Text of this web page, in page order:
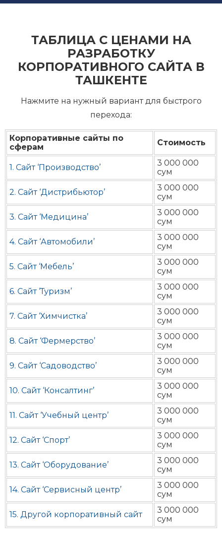
ТАБЛИЦА С ЦЕНАМИ НА
РАЗРАБОТКУ
КОРПОРАТИВНОГО САЙТА В
ТАШКЕНТЕ
Нажмите на нужный вариант для быстрого
перехода:
Корпоративные сайты по
сферам
Стоимость
1. Сайт ‘Производство’
3 000 000
сум
2. Сайт ‘Дистрибьютор’
3 000 000
сум
3. Сайт ‘Медицина’
3 000 000
сум
4. Сайт ‘Автомобили’
3 000 000
сум
5. Сайт ‘Мебель’
3 000 000
сум
6. Сайт ‘Туризм’
3 000 000
сум
7. Сайт ‘Химчистка’
3 000 000
сум
8. Сайт ‘Фермерство’
3 000 000
сум
9. Сайт ‘Садоводство’
3 000 000
сум
10. Сайт ‘Консалтинг’
3 000 000
сум
11. Сайт ‘Учебный центр’
3 000 000
сум
12. Сайт ‘Спорт’
3 000 000
сум
13. Сайт ‘Оборудование’
3 000 000
сум
14. Сайт ‘Сервисный центр’
3 000 000
сум
15. Другой корпоративный сайт
3 000 000
сум